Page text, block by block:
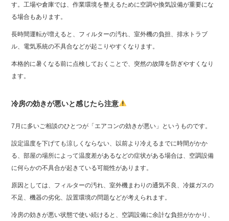
す。工場や倉庫では、作業環境を整えるために空調や換気設備が重要にな
る場合もあります。
長時間運転が増えると、フィルターの汚れ、室外機の負担、排水トラブ
ル、電気系統の不具合などが起こりやすくなります。
本格的に暑くなる前に点検しておくことで、突然の故障を防ぎやすくなり
ます。
冷房の効きが悪いと感じたら注意
7月に多いご相談のひとつが「エアコンの効きが悪い」というものです。
設定温度を下げても涼しくならない、以前より冷えるまでに時間がかか
る、部屋の場所によって温度差があるなどの症状がある場合は、空調設備
に何らかの不具合が起きている可能性があります。
原因としては、フィルターの汚れ、室外機まわりの通気不良、冷媒ガスの
不足、機器の劣化、設置環境の問題などが考えられます。
冷房の効きが悪い状態で使い続けると、空調設備に余計な負担がかかり、